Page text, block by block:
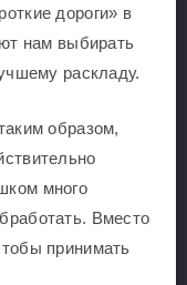
дороги» в
нам выбирать
раскладу.
образом,
много
Вместо
принимать